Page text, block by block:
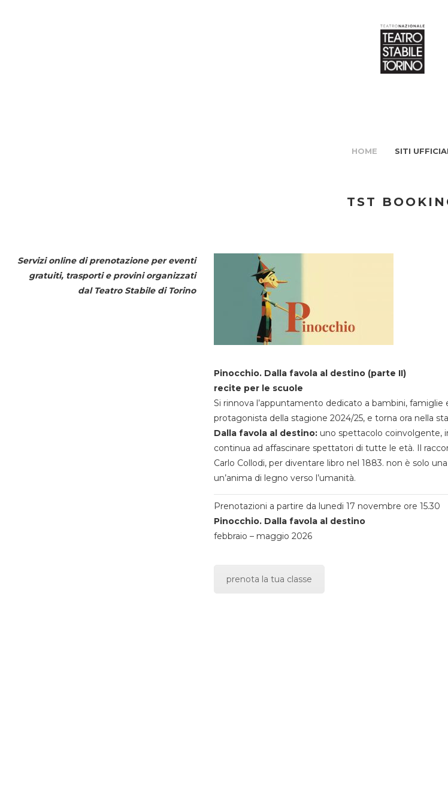
HOME SITI
TST
Servizi online di prenotazione per eventi
gratuiti, trasporti e provini organizzati
dal Teatro Stabile di Torino
Pinocchio. Dalla favola al destino (parte II)
recite per le scuole
Si rinnova l’appuntamento dedicato a bambini, famiglie
protagonista della stagione 2024/25, e torna ora nella
Dalla favola al destino:uno spettacolo coinvolgente,
continua ad affascinare spettatori di tutte le età. Il
Carlo Collodi, per diventare libro nel 1883. non è solo
un’anima di legno verso l’umanità.
Prenotazioni a partire da lunedi 17 novembre ore 15.30
Pinocchio. Dalla favola al destino
febbraio – maggio 2026
prenota la tua classe